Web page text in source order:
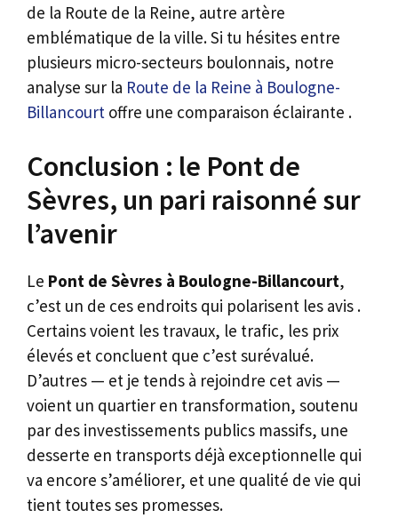
de la Route de la Reine, autre artère
emblématique de la ville. Si tu hésites entre
plusieurs micro-secteurs boulonnais, notre
analyse sur la Route de la Reine à Boulogne-
Billancourt offre une comparaison éclairante .
Conclusion : le Pont de
Sèvres, un pari raisonné sur
l’avenir
Le Pont de Sèvres à Boulogne-Billancourt,
c’est un de ces endroits qui polarisent les avis .
Certains voient les travaux, le trafic, les prix
élevés et concluent que c’est surévalué.
D’autres — et je tends à rejoindre cet avis —
voient un quartier en transformation, soutenu
par des investissements publics massifs, une
desserte en transports déjà exceptionnelle qui
va encore s’améliorer, et une qualité de vie qui
tient toutes ses promesses.